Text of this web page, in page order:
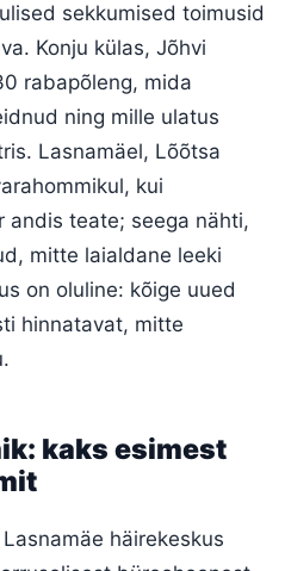
sekkumised toimusid
Konju külas, Jõhvi
rabapõleng, mida
ning mille ulatus
Lasnamäel, Lõõtsa
kui
andis teate; seega nähti,
mitte laialdane leeki
on oluline: kõige uued
hinnatavat, mitte
kaks esimest
häirekeskus